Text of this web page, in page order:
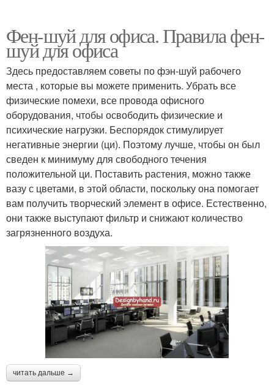
Фен-шуй для офиса. Правила фен-
шуй для офиса
Здесь предоставляем советы по фэн-шуй рабочего
места , которые вы можете применить. Убрать все
физические помехи, все провода офисного
оборудования, чтобы освободить физические и
психические нагрузки. Беспорядок стимулирует
негативные энергии (ци). Поэтому лучше, чтобы он был
сведен к минимуму для свободного течения
положительной ци. Поставить растения, можно также
вазу с цветами, в этой области, поскольку она помогает
вам получить творческий элемент в офисе. Естественно,
они также выступают фильтр и снижают количество
загрязненного воздуха.
читать дальше →